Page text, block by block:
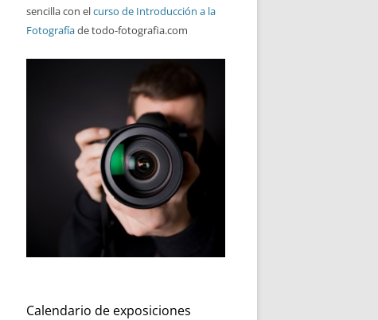
sencilla con elcurso de Introducción a la
Fotografíade todo-fotografia.com
Calendario de exposiciones